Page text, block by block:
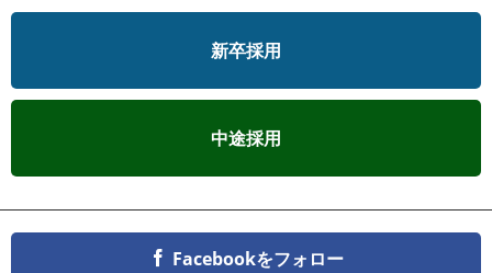
新卒採用
中途採用
Facebookをフォロー